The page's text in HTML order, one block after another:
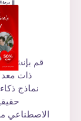
إنشاء تصميمات إعلانية
قم بإنشاء
ذات
نماذج
الاصطناعي
درجة